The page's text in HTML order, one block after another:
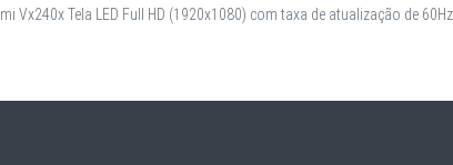
Vx240x Tela LED Full HD (1920x1080) com taxa de atualização de